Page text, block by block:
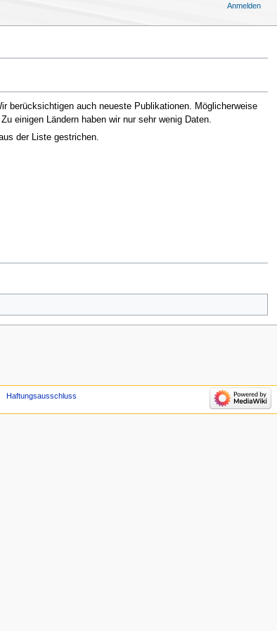
berücksichtigen auch neueste Publikationen. Möglicherweise
einigen Ländern haben wir nur sehr wenig Daten.
der Liste gestrichen.
Anmelden
Haftungsausschluss